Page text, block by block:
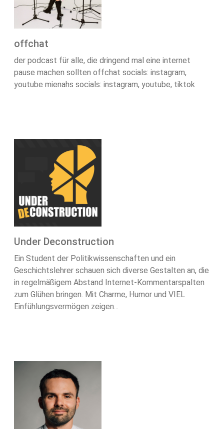
offchat
der podcast für alle, die dringend mal eine internet
pause machen sollten offchat socials: ⁠⁠instagram⁠,
⁠youtube⁠ mienahs socials: ⁠⁠instagram⁠⁠, ⁠⁠youtube⁠⁠, ⁠⁠tiktok
Under Deconstruction
Ein Student der Politikwissenschaften und ein
Geschichtslehrer schauen sich diverse Gestalten an, die
in regelmäßigem Abstand Internet-Kommentarspalten
zum Glühen bringen. Mit Charme, Humor und VIEL
Einfühlungsvermögen zeigen...